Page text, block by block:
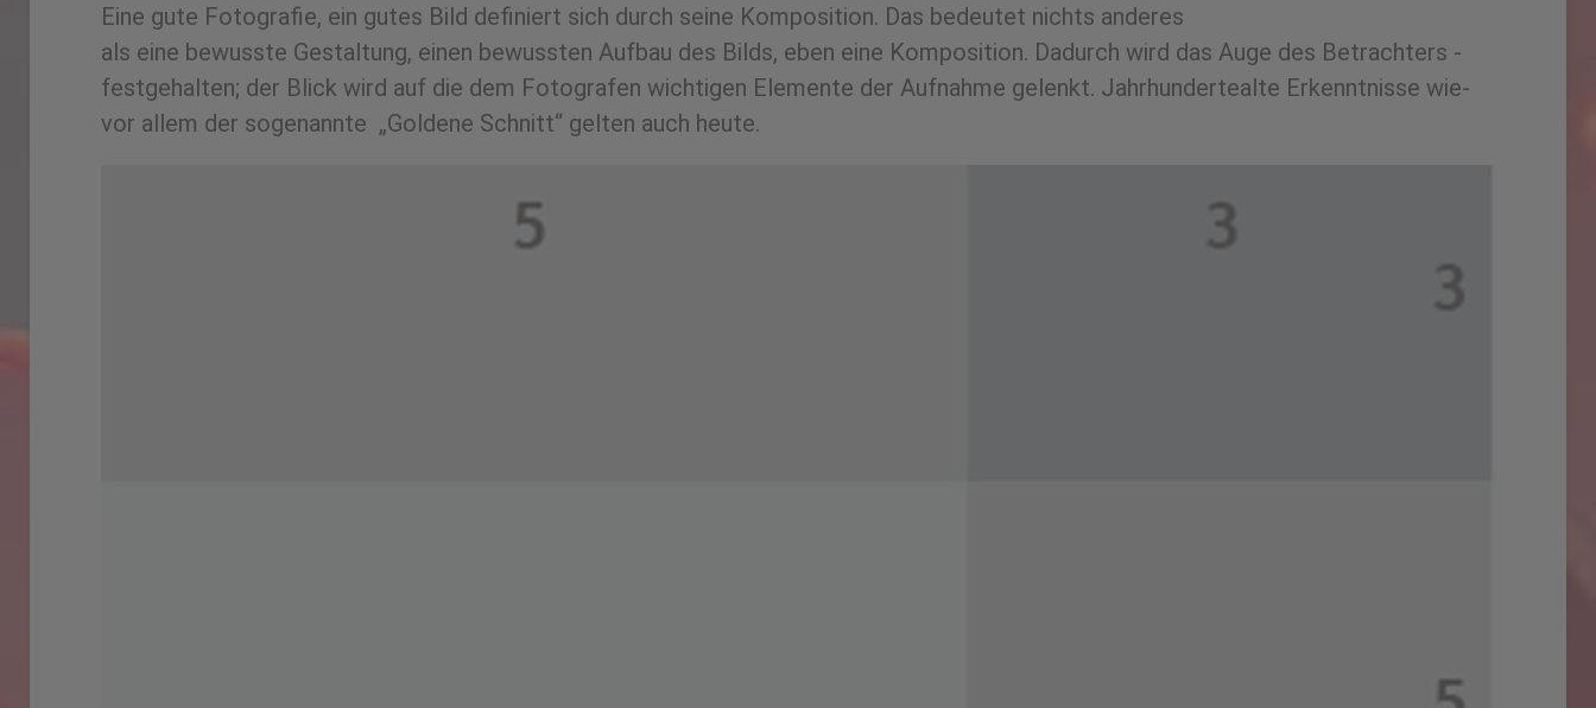
Eine­ gute­ Fotografie,­ ein ­gutes­ Bild­ definiert ­sich ­durch seine­ Komposition. ­Das ­bedeutet ­nichts ­anderes­
als­ eine ­bewusste ­Gestaltung,­ einen ­bewussten ­Aufbau des ­­Bilds, ­eben­ eine ­Komposition.­ Dadurch­ wird ­das­ Auge des ­Betrachters ­
festgehalten; ­der ­Blick­ wird­ auf ­die ­dem Foto­grafen­ wichtigen ­Elemente ­der­ Aufnahme­ gelenkt. Jahrhundertealte ­Erkenntnisse ­wie­
vor ­allem ­der ­sogenannte ­„Goldene­ Schnitt“­ gelten­ auch­ heute.